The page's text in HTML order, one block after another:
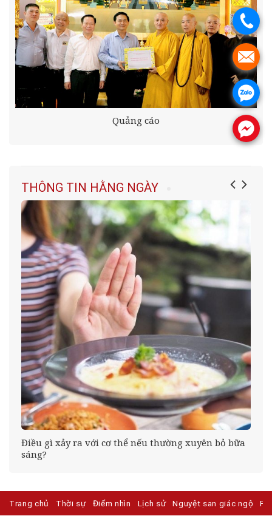
Quảng cáo
THÔNG TIN HẰNG NGÀY
Điều gì xảy ra với cơ thể nếu thường xuyên bỏ bữa
sáng?
Trang chủ Thời sự Điểm nhìn Lịch sử Nguyệt san giác ngộ
.
.
.
.